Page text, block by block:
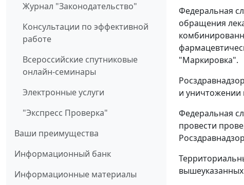
Журнал "Законодательство"
Консультации по эффективной
работе
Всероссийские спутниковые
онлайн-семинары
Электронные услуги
"Экспресс Проверка"
Ваши преимущества
Информационный банк
Информационные материалы
Федеральная
обращения
"Маркировка".
и уничтожении
Федеральная
провести